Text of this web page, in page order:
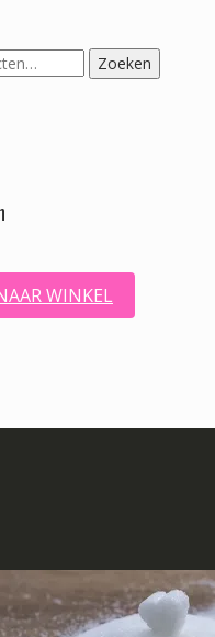
Zoeken
WINKEL